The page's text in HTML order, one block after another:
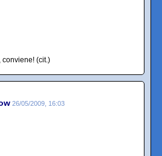
conviene! (cit.)
26/05/2009, 16:03